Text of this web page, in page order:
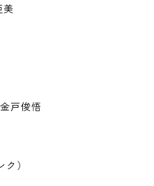
美
戸俊悟
）